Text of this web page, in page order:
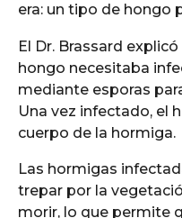
era: un tipo de hongo
El Dr. Brassard
hongo necesitaba
mediante esporas
Una vez infectado, el
cuerpo de la hormiga.
Las hormigas
trepar por la
morir, lo que permite